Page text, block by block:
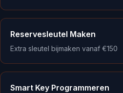
Reservesleutel Maken
Extra sleutel bijmaken vanaf €150
Smart Key Programmeren